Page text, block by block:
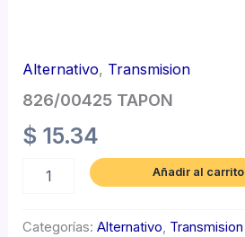
Alternativo, Transmision
826/00425 TAPON
$ 15.34
Añadir al carrito
Categorías:Alternativo, Transmision